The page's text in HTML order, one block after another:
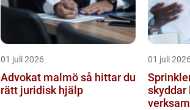
01 juli 2026
Advokat malmö så hittar du
rätt juridisk hjälp
01 juli 2026
skyddar